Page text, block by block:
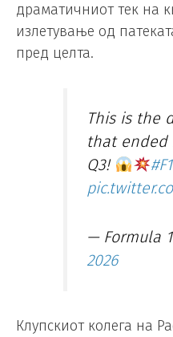
драматичниот тек на
излетување од
пред целта.
This is the
that ended
Q3!
#F1
— Formula
2026
Клупскиот колега на